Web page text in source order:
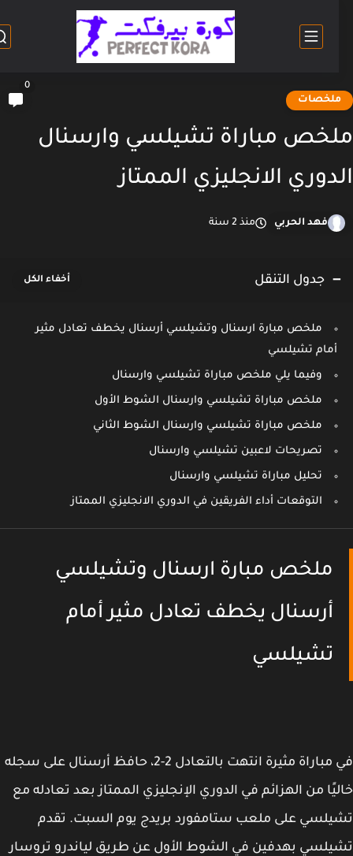
مباراة تشيلسي وارسنال
الانجليزي الممتاز
فهد الحربي منذ 2 سنة
جدول التنقل
ملخص مبارة ارسنال وتشيلسي أرسنال يخطف تعادل مثير
أمام تشيلسي
وفيما يلي ملخص مباراة تشيلسي وارسنال
ملخص مباراة تشيلسي وارسنال الشوط الأول
ملخص مباراة تشيلسي وارسنال الشوط الثاني
تصريحات لاعبين تشيلسي وارسنال
تحليل مباراة تشيلسي وارسنال
التوقعات أداء الفريقين في الدوري الانجليزي الممتاز
ملخص مبارة ارسنال وتشيلسي
أرسنال يخطف تعادل مثير أمام
تشيلسي
في مباراة مثيرة انتهت بالتعادل 2-2، حافظ أرسنال على سجله
من الهزائم في الدوري الإنجليزي الممتاز بعد تعادله مع
على ملعب ستامفورد بريدج يوم السبت. تقدم
بهدفين في الشوط الأول عن طريق لياندرو تروسار